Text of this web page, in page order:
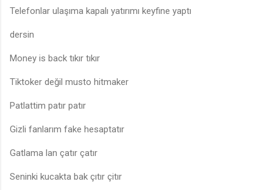
Telefonlar ulaşıma kapalı yatırımı keyfine yaptı
dersin
Money is back tıkır tıkır
Tiktoker değil musto hitmaker
Patlattim patır patır
Gizli fanlarım fake hesaptatır
Gatlama lan çatır çatır
Seninki kucakta bak çıtır çitır